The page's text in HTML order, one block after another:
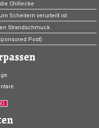
Chillecke
Scheitern verurteilt ist
Strandschmuck
Post)